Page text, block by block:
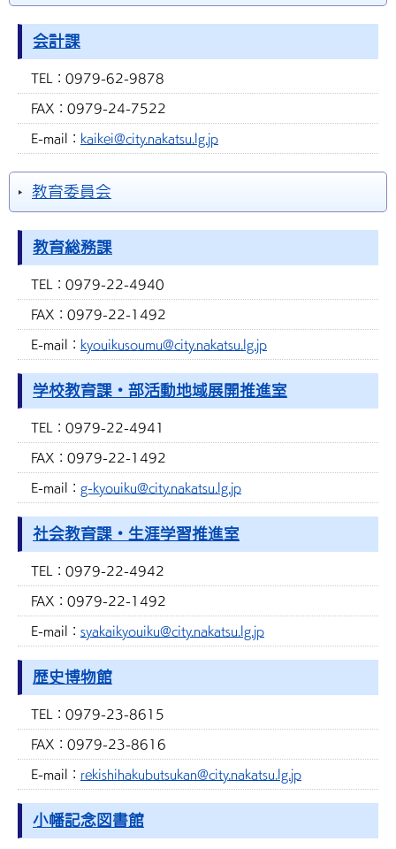
会計課
TEL： 0979-62-9878
FAX： 0979-24-7522
E-mail： kaikei@city.nakatsu.lg.jp
教育委員会
教育総務課
TEL： 0979-22-4940
FAX： 0979-22-1492
E-mail： kyouikusoumu@city.nakatsu.lg.jp
学校教育課・部活動地域展開推進室
TEL： 0979-22-4941
FAX： 0979-22-1492
E-mail： g-kyouiku@city.nakatsu.lg.jp
社会教育課・生涯学習推進室
TEL： 0979-22-4942
FAX： 0979-22-1492
E-mail： syakaikyouiku@city.nakatsu.lg.jp
歴史博物館
TEL： 0979-23-8615
FAX： 0979-23-8616
E-mail： rekishihakubutsukan@city.nakatsu.lg.jp
小幡記念図書館